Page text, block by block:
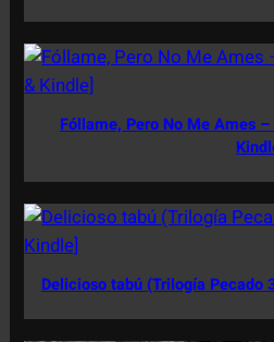
Fóllame, Pero No Me Ames
Delicioso tabú (Trilogía Pecado